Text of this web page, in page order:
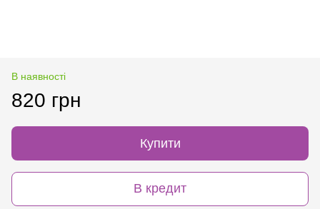
В наявності
820 грн
Купити
В кредит